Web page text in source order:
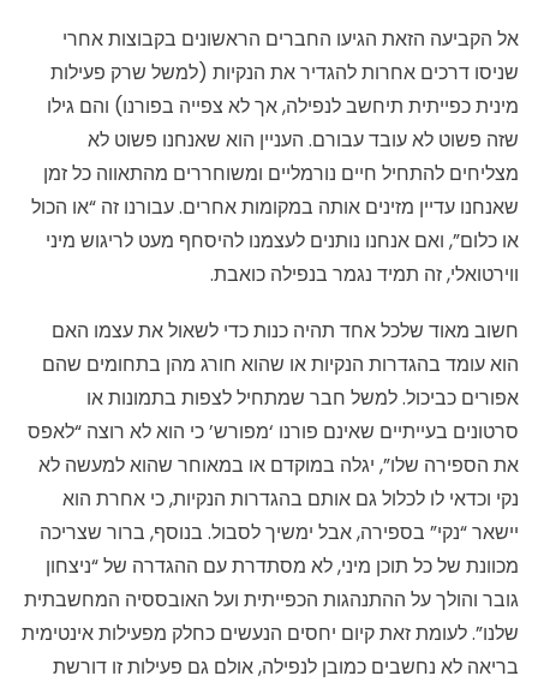
אל הקביעה הזאת הגיעו החברים הראשונים בקבוצות אחרי
שניסו דרכים אחרות להגדיר את הנקיות (למשל שרק פעילות
מינית כפייתית תיחשב לנפילה, אך לא צפייה בפורנו) והם גילו
שזה פשוט לא עובד עבורם. העניין הוא שאנחנו פשוט לא
מצליחים להתחיל חיים נורמליים ומשוחררים מהתאווה כל זמן
שאנחנו עדיין מזינים אותה במקומות אחרים. עבורנו זה “או הכול
או כלום”, ואם אנחנו נותנים לעצמנו להיסחף מעט לריגוש מיני
ווירטואלי, זה תמיד נגמר בנפילה כואבת.
חשוב מאוד שלכל אחד תהיה כנות כדי לשאול את עצמו האם
הוא עומד בהגדרות הנקיות או שהוא חורג מהן בתחומים שהם
אפורים כביכול. למשל חבר שמתחיל לצפות בתמונות או
סרטונים בעייתיים שאינם פורנו ‘מפורש’ כי הוא לא רוצה “לאפס
את הספירה שלו”, יגלה במוקדם או במאוחר שהוא למעשה לא
נקי וכדאי לו לכלול גם אותם בהגדרות הנקיות, כי אחרת הוא
יישאר “נקי” בספירה, אבל ימשיך לסבול. בנוסף, ברור שצריכה
מכוונת של כל תוכן מיני, לא מסתדרת עם ההגדרה של “ניצחון
גובר והולך על ההתנהגות הכפייתית ועל האובססיה המחשבתית
שלנו”. לעומת זאת קיום יחסים הנעשים כחלק מפעילות אינטימית
בריאה לא נחשבים כמובן לנפילה, אולם גם פעילות זו דורשת